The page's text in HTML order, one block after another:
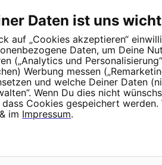
Schließe Dich 4,5 Millionen
Daten ist uns
auf „Cookies akzeptieren“
Daten, um Deine
(„Analytics und
Werbung messen
und welche Deiner Daten
Wenn Du dies nicht
dass Cookies gespeichert
& im Impressum.